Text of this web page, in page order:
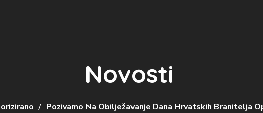
Novosti
Pozivamo Na Obilježavanje Dana Hrvatskih Branitelja